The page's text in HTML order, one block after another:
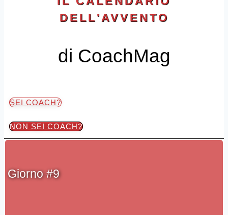
DELL'AVVENTO
di CoachMag
SEI COACH?
NON SEI COACH?
Giorno #9